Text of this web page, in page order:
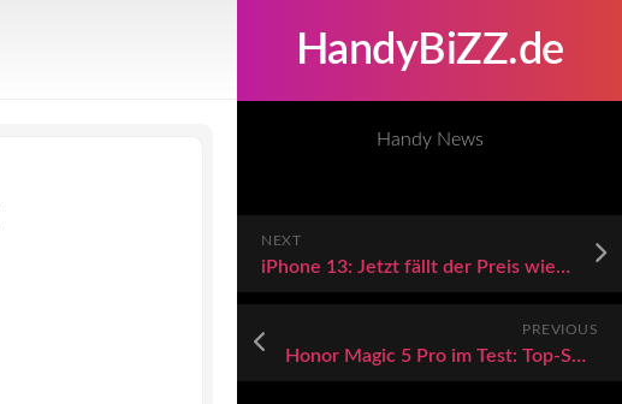
HandyBiZZ.de
Handy News
NEXT
iPhone 13: Jetzt fällt der Preis wieder
PREVIOUS
Honor Magic 5 Pro im Test: Top-Smartphone mit dem wohl aktuell besten Display